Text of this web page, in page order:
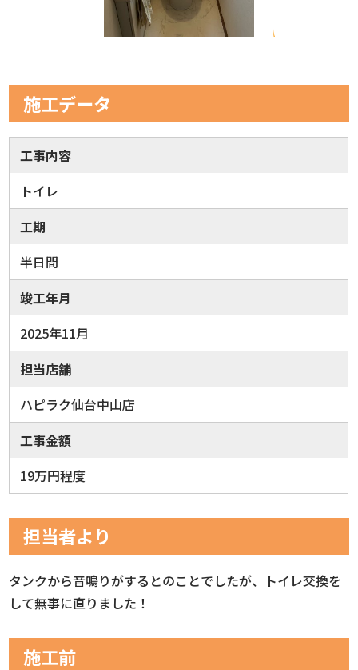
施工データ
工事内容
トイレ
工期
半日間
竣工年月
2025年11月
担当店舗
ハピラク仙台中山店
工事金額
19万円程度
担当者より
タンクから音鳴りがするとのことでしたが、トイレ交換を
して無事に直りました！
施工前